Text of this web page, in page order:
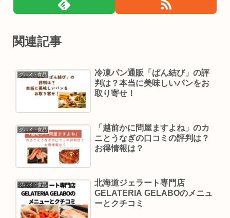
関連記事
グルメ・食品
冷凍パン通販「ぱん結び」の評
判は？本当に美味しいパンをお
取り寄せ！
グルメ・食品
「越前かに問屋ますよね」のカ
ニとうなぎの口コミの評判は？
お得情報は？
グルメ・食品
北海道ジェラート専門店
GELATERIA GELABOのメニュ
ーとクチコミ